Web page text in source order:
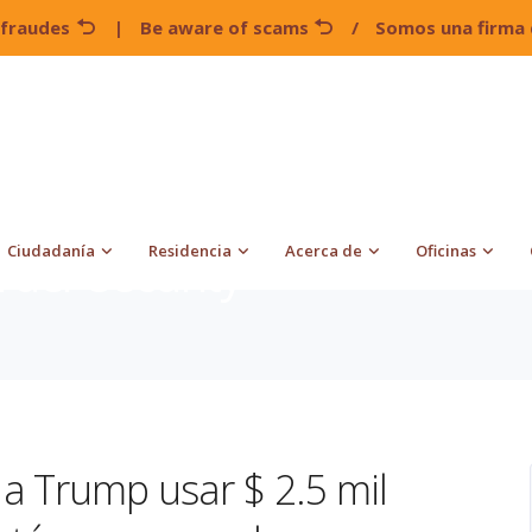
| Be aware of scams / Somos una
Ciudadanía Residencia Acerca de Oficinas
security
Trump usar $ 2.5 mil